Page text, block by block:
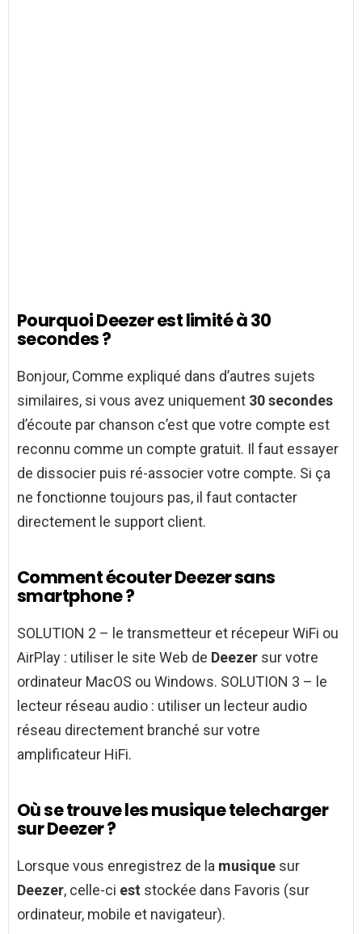
Pourquoi Deezer est limité à 30
secondes ?
Bonjour, Comme expliqué dans d’autres sujets
similaires, si vous avez uniquement 30 secondes
d’écoute par chanson c’est que votre compte est
reconnu comme un compte gratuit. Il faut essayer
de dissocier puis ré-associer votre compte. Si ça
ne fonctionne toujours pas, il faut contacter
directement le support client.
Comment écouter Deezer sans
smartphone ?
SOLUTION 2 – le transmetteur et récepeur WiFi ou
AirPlay : utiliser le site Web de Deezer sur votre
ordinateur MacOS ou Windows. SOLUTION 3 – le
lecteur réseau audio : utiliser un lecteur audio
réseau directement branché sur votre
amplificateur HiFi.
Où se trouve les musique telecharger
sur Deezer ?
Lorsque vous enregistrez de la musique sur
Deezer, celle-ci est stockée dans Favoris (sur
ordinateur, mobile et navigateur).